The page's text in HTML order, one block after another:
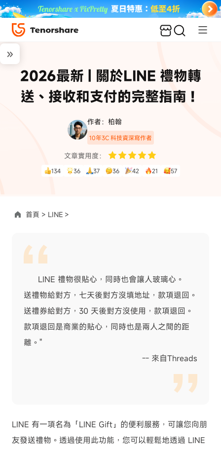
2026最新 | 關於LINE 禮物轉
送、接收和支付的完整指南！
作者：柏翰
10年3C 科技資深寫作者
文章實用度：
134 36 37 36 42 21 57
首頁 > LINE >
LINE 禮物很貼心，同時也會讓人玻璃心。
送禮物給對方，七天後對方沒填地址，款項退回。
送禮券給對方，30 天後對方沒使用，款項退回。
款項退回是商業的貼心，同時也是兩人之間的距
離。"
-- 來自Threads
LINE 有一項名為「LINE Gift」的便利服務，可讓您向朋
友發送禮物。透過使用此功能，您可以輕鬆地透過 LINE